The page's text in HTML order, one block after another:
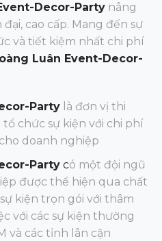
Decor-Party nâng
cao cấp. Mang đến sự
và tiết kiệm nhất chi phí
Luân Event-Decor-
Party là đơn vị thi
chức sự kiện với chi phí
doanh nghiệp
Partycó một đội ngũ
được thể hiện qua chất
kiện trọn gói với thâm
với các sự kiện thường
và các tỉnh lân cận